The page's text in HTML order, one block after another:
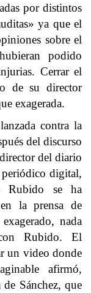
por distintos
ya que el
sobre el
podido
Cerrar el
de su director
exagerada.
contra la
del discurso
del diario
digital,
Rubido se ha
la prensa de
nada
Rubido. El
un video donde
afirmó,
de Sánchez, que